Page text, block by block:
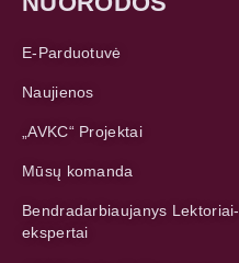
E-Parduotuvė
Naujienos
„AVKC“ Projektai
Mūsų komanda
Bendradarbiaujanys Lektoriai-
ekspertai